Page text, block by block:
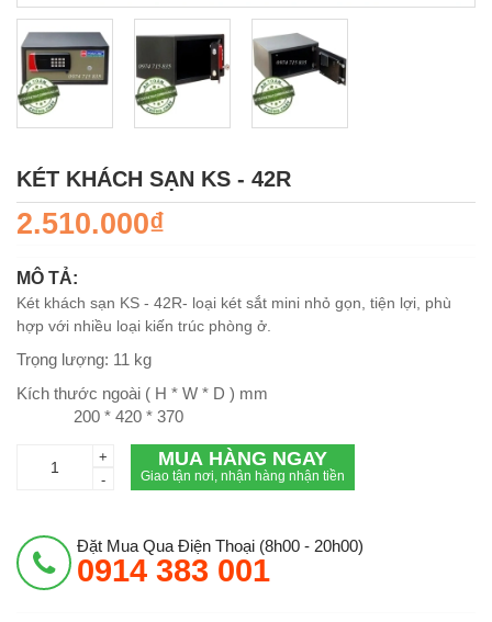
KÉT KHÁCH SẠN KS - 42R
2.510.000₫
MÔ TẢ:
Két khách sạn KS - 42R- loại két sắt mini nhỏ gọn, tiện lợi, phù
hợp với nhiều loại kiến trúc phòng ở.
Trọng lượng: 11 kg
Kích thước ngoài ( H * W * D ) mm
200 * 420 * 370
+
-
MUA HÀNG NGAY
Giao tận nơi, nhận hàng nhận tiền
Đặt Mua Qua Điện Thoại (8h00 - 20h00)
0914 383 001